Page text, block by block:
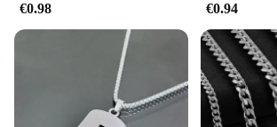
€0.98 €0.94